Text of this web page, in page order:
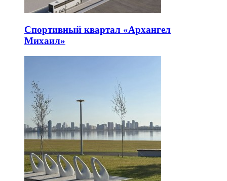
Спортивный квартал «Архангел
Михаил»